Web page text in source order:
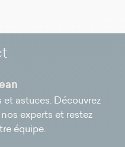
astuces. Découvrez
experts et restez
équipe.